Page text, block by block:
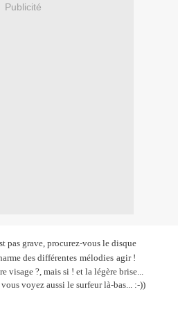
Publicité
pas grave, procurez-vous le disque
des différentes mélodies agir !
visage ?, mais si ! et la légère brise...
voyez aussi le surfeur là-bas... :-))